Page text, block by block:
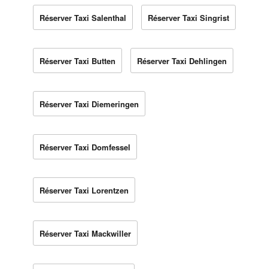
Réserver Taxi Salenthal Réserver Taxi Singrist
Réserver Taxi Butten Réserver Taxi Dehlingen
Réserver Taxi Diemeringen
Réserver Taxi Domfessel
Réserver Taxi Lorentzen
Réserver Taxi Mackwiller